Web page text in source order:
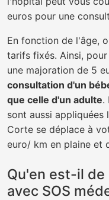
euros pour une
En fonction de l'âge,
tarifs fixés. Ainsi,
une majoration de 5
consultation d'un
que celle d'un adulte.
sont aussi appliquées
Corte se déplace à
euro/ km en plaine et
Qu'en est-il de
avec SOS